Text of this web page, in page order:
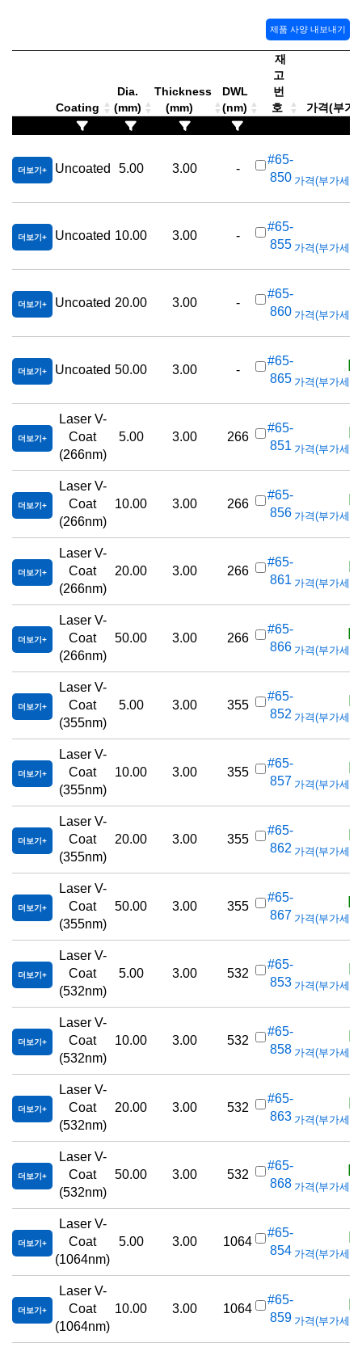
제품 사양 내보내기
Coating
Dia.
(mm)
Thickness
(mm)
DWL
(nm)
재
고
번
호
가격(부가
더보기 Uncoated 5.00 3.00 -
#65-
850 가격(부가세
더보기 Uncoated 10.00 3.00 -
#65-
855 가격(부가세
더보기 Uncoated 20.00 3.00 -
#65-
860 가격(부가세
더보기 Uncoated 50.00 3.00 -
#65-
865 가격(부가세
더보기
Laser V-
Coat
(266nm)
5.00 3.00 266
#65-
851 가격(부가세
더보기
Laser V-
Coat
(266nm)
10.00 3.00 266
#65-
856 가격(부가세
더보기
Laser V-
Coat
(266nm)
20.00 3.00 266
#65-
861 가격(부가세
더보기
Laser V-
Coat
(266nm)
50.00 3.00 266
#65-
866 가격(부가세
더보기
Laser V-
Coat
(355nm)
5.00 3.00 355
#65-
852 가격(부가세
더보기
Laser V-
Coat
(355nm)
10.00 3.00 355
#65-
857 가격(부가세
더보기
Laser V-
Coat
(355nm)
20.00 3.00 355
#65-
862 가격(부가세
더보기
Laser V-
Coat
(355nm)
50.00 3.00 355
#65-
867 가격(부가세
더보기
Laser V-
Coat
(532nm)
5.00 3.00 532
#65-
853 가격(부가세
더보기
Laser V-
Coat
(532nm)
10.00 3.00 532
#65-
858 가격(부가세
더보기
Laser V-
Coat
(532nm)
20.00 3.00 532
#65-
863 가격(부가세
더보기
Laser V-
Coat
(532nm)
50.00 3.00 532
#65-
868 가격(부가세
더보기
Laser V-
Coat
(1064nm)
5.00 3.00 1064
#65-
854 가격(부가세
더보기
Laser V-
Coat
(1064nm)
10.00 3.00 1064
#65-
859 가격(부가세